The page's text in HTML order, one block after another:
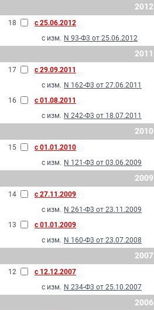
2012
18
с 25.06.2012
с изм. N 93-Ф3 от 25.06.2012
2011
17
с 29.09.2011
с изм. N 162-Ф3 от 27.06.2011
16
с 01.08.2011
с изм. N 242-Ф3 от 18.07.2011
2010
15
с 01.01.2010
с изм. N 121-Ф3 от 03.06.2009
2009
14
с 27.11.2009
с изм. N 261-Ф3 от 23.11.2009
13
с 01.01.2009
с изм. N 160-Ф3 от 23.07.2008
2007
12
с 12.12.2007
с изм. N 234-Ф3 от 25.10.2007
2006